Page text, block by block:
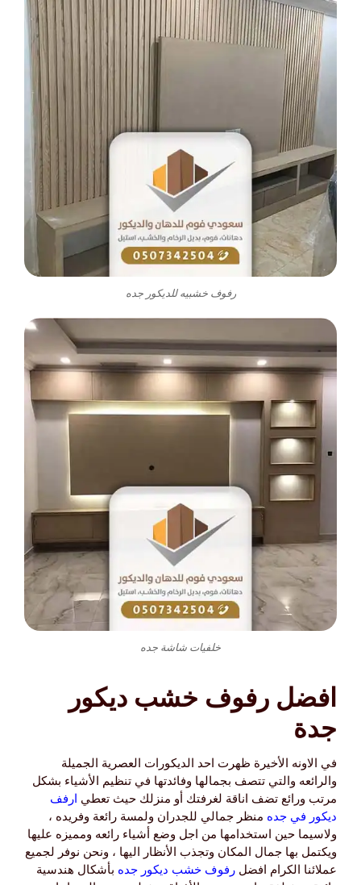
رفوف خشبيه للديكور جده
خلفيات شاشة جده
افضل رفوف خشب ديكور
جدة
في الاونه الأخيرة ظهرت احد الديكورات العصرية الجميلة
والرائعه والتي تتصف بجمالها وفائدتها في تنظيم الأشياء بشكل
مرتب ورائع تضف اناقة لغرفتك أو منزلك حيث تعطي ارفف
ديكور في جده منظر جمالي للجدران ولمسة رائعة وفريده ،
ولاسيما حين استخدامها من اجل وضع أشياء رائعه ومميزه عليها
ويكتمل بها جمال المكان وتجذب الأنظار اليها ، ونحن نوفر لجميع
عملائنا الكرام افضل رفوف خشب ديكور جده بأشكال هندسية